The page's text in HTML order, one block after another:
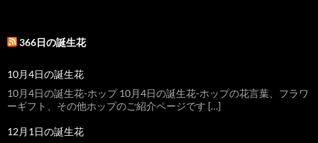
366日の誕生花
10月4日の誕生花
10月4日の誕生花-ホップ 10月4日の誕生花-ホップの花言葉、フラワ
ーギフト、その他ホップのご紹介ページです […]
12月1日の誕生花